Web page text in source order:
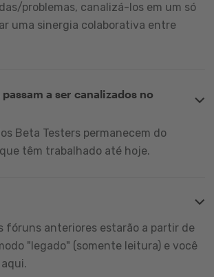
problemas, canalizá-los em um só
uma sinergia colaborativa entre
a ser canalizados no
Beta Testers permanecem do
têm trabalhado até hoje.
fóruns anteriores estarão a partir de
"legado" (somente leitura) e você